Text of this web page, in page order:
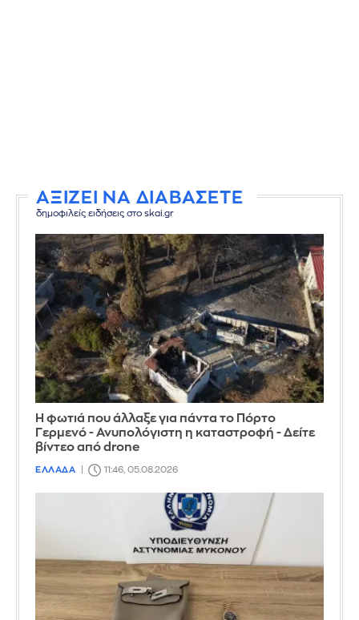
ΑΞΙΖΕΙ ΝΑ ΔΙΑΒΑΣΕΤΕ
δημοφιλείς ειδήσεις στο skai.gr
Η φωτιά που άλλαξε για πάντα το Πόρτο
Γερμενό - Ανυπολόγιστη η καταστροφή - Δείτε
βίντεο από drone
ΕΛΛΑΔΑ 11:46, 05.08.2026